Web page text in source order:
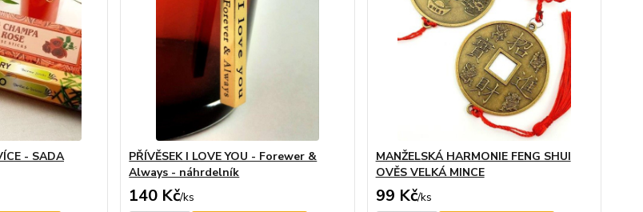
- SADA
PŘÍVĚSEK I LOVE YOU - Forewer &
Always - náhrdelník
140 Kč/ks
MANŽELSKÁ HARMONIE FENG SHUI
OVĚS VELKÁ MINCE
99 Kč/ks